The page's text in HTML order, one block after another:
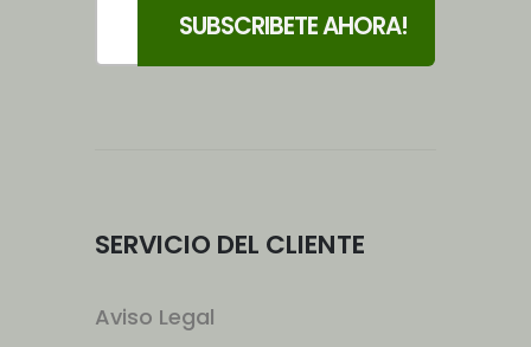
SERVICIO DEL CLIENTE
Aviso Legal